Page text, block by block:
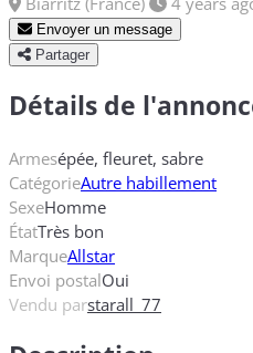
Envoyer un message
Partager
Détails de
Armesépée, fleuret, sabre
CatégorieAutre habillement
SexeHomme
ÉtatTrès bon
MarqueAllstar
Envoi postalOui
Vendu parstarall_77